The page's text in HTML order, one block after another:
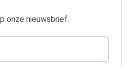
onze nieuwsbrief.